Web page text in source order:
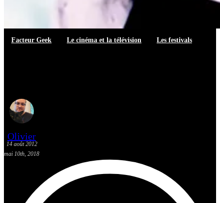
Facteur Geek Le cinéma et la télévision Les festivals
Olivier
14 août 2012
mai 10th, 2018